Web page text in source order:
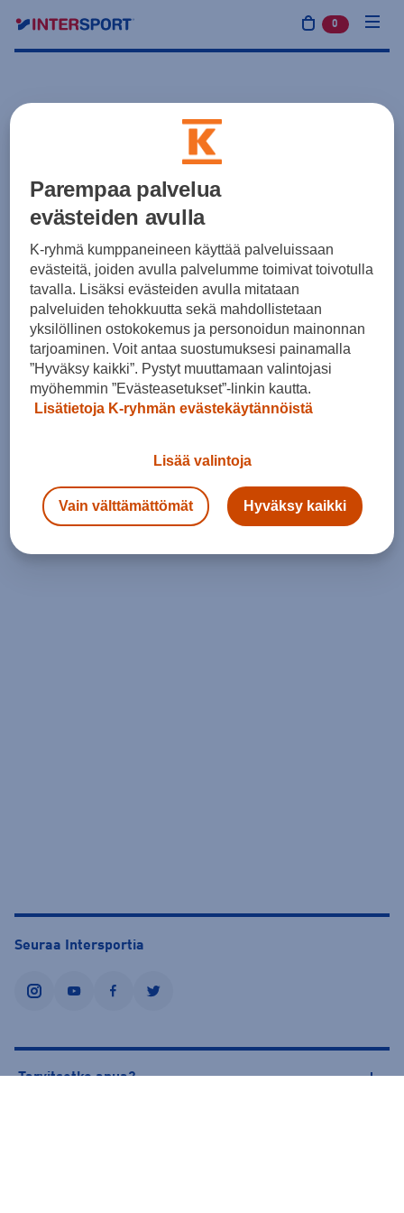
0 tuotetta
Seuraa Intersportia
instagramyoutubefacebooktwitter
Tarvitsetko apua?
Parempaa palvelua
evästeiden avulla
K-ryhmä kumppaneineen käyttää palveluissaan
evästeitä, joiden avulla palvelumme toimivat toivotulla
tavalla. Lisäksi evästeiden avulla mitataan
palveluiden tehokkuutta sekä mahdollistetaan
yksilöllinen ostokokemus ja personoidun mainonnan
tarjoaminen. Voit antaa suostumuksesi painamalla
”Hyväksy kaikki”. Pystyt muuttamaan valintojasi
myöhemmin ”Evästeasetukset”-linkin kautta.
Lisätietoja K-ryhmän evästekäytännöistä
Lisää valintoja
Vain välttämättömät Hyväksy kaikki